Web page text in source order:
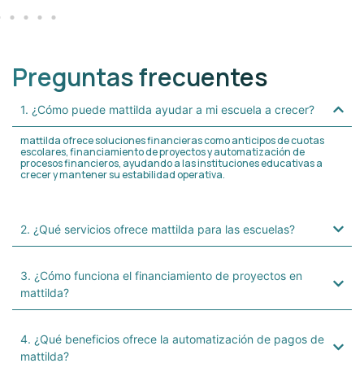
Preguntas frecuentes
1. ¿Cómo puede mattilda ayudar a mi escuela a crecer?
mattilda ofrece soluciones financieras como anticipos de cuotas
escolares, financiamiento de proyectos y automatización de
procesos financieros, ayudando a las instituciones educativas a
crecer y mantener su estabilidad operativa.
2. ¿Qué servicios ofrece mattilda para las escuelas?
3. ¿Cómo funciona el financiamiento de proyectos en
mattilda?
4. ¿Qué beneficios ofrece la automatización de pagos de
mattilda?